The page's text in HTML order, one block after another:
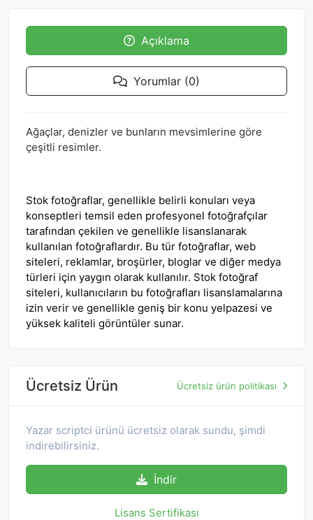
Açıklama
Yorumlar (0)
Ağaçlar, denizler ve bunların mevsimlerine göre
çeşitli resimler.
Stok fotoğraflar, genellikle belirli konuları veya
konseptleri temsil eden profesyonel fotoğrafçılar
tarafından çekilen ve genellikle lisanslanarak
kullanılan fotoğraflardır. Bu tür fotoğraflar, web
siteleri, reklamlar, broşürler, bloglar ve diğer medya
türleri için yaygın olarak kullanılır. Stok fotoğraf
siteleri, kullanıcıların bu fotoğrafları lisanslamalarına
izin verir ve genellikle geniş bir konu yelpazesi ve
yüksek kaliteli görüntüler sunar.
Ücretsiz Ürün Ücretsiz ürün politikası
Yazar scriptci ürünü ücretsiz olarak sundu, şimdi
indirebilirsiniz.
İndir
Lisans Sertifikası